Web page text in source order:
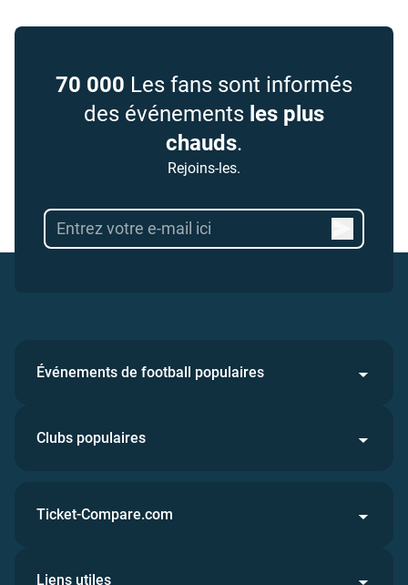
70 000 Les fans sont informés
des événements les plus
chauds.
Rejoins-les.
Événements de football populaires
Clubs populaires
Ticket-Compare.com
Liens utiles